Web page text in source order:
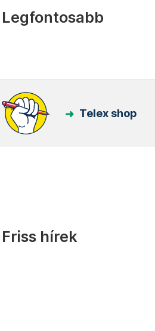
Legfontosabb
Telex shop
Friss hírek